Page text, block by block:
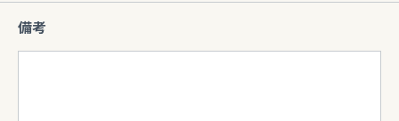
備考